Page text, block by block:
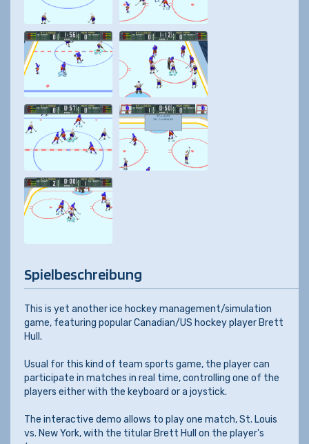
Spielbeschreibung
This is yet another ice hockey management/simulation
game, featuring popular Canadian/US hockey player Brett
Hull.
Usual for this kind of team sports game, the player can
participate in matches in real time, controlling one of the
players either with the keyboard or a joystick.
The interactive demo allows to play one match, St. Louis
vs. New York, with the titular Brett Hull on the player's